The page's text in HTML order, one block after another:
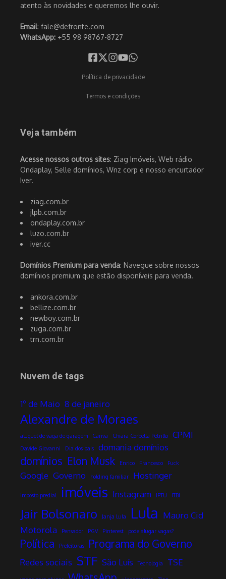
atento às novidades e queremos lhe ouvir.
Email: fale@defronte.com
WhatsApp: +55 98 98767-8727
Política de privacidade
Termos e condições
Veja também
Acesse nossos outros sites: Ziag Imóveis, Web rádio
Ondaplay, Selle domínios, Wnz corp e nosso encurtador
Iver.
ziag.com.br
jlpb.com.br
ondaplay.com.br
luzo.com.br
iver.cc
Domínios Premium para venda: Navegue sobre nossos
domínios premium que estão disponíveis para venda.
ankora.com.br
bellize.com.br
newboy.com.br
zuga.com.br
trn.com.br
Nuvem de tags
1º de Maio 8 de janeiro
Alexandre de Moraes
aluguel de vaga de garagem Canva Chiara Corbella Petrillo CPMI
Davide Giovanni Dia dos pais domania domínios
domínios Elon Musk Enrico Francesco Fuck
Google Governo holding familiar Hostinger
Imposto predial imóveis Instagram IPTU ITBI
Jair Bolsonaro Janja Lula Lula Mauro Cid
Motorola
Pensador PGV Pinterest pode alugar vagas?
Política Prefeituras Programa do Governo
Redes sociais STF São Luís Tecnologia TSE